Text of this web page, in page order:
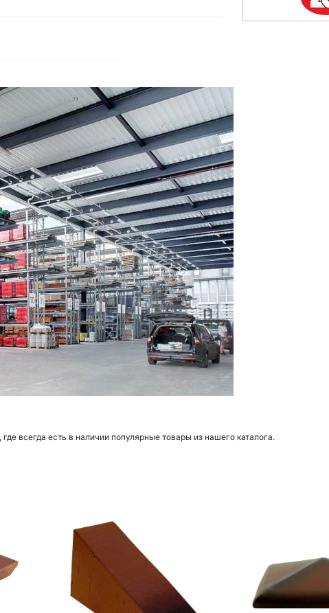
всегда есть в наличии популярные товары из нашего каталога.